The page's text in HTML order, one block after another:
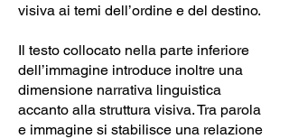
visiva ai temi dell’ordine e del destino.
Il testo collocato nella parte inferiore
dell’immagine introduce inoltre una
dimensione narrativa linguistica
accanto alla struttura visiva. Tra parola
e immagine si stabilisce una relazione